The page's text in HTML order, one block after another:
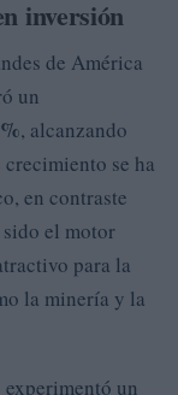
inversión
de América
un
, alcanzando
crecimiento se ha
en contraste
el motor
para la
la minería y la
un